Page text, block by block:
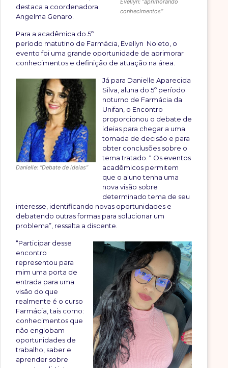
Evellyn: “aprimorando
conhecimentos”
destaca a coordenadora
Angelma Genaro.
Para a acadêmica do 5º
período matutino de Farmácia, Evellyn Noleto, o
evento foi uma grande oportunidade de aprimorar
conhecimentos e definição de atuação na área.
Danielle: “Debate de ideias”
Já para Danielle Aparecida
Silva, aluna do 5º período
noturno de Farmácia da
Unifan, o Encontro
proporcionou o debate de
ideias para chegar a uma
tomada de decisão e para
obter conclusões sobre o
tema tratado. “ Os eventos
acadêmicos permitem
que o aluno tenha uma
nova visão sobre
determinado tema de seu
interesse, identificando novas oportunidades e
debatendo outras formas para solucionar um
problema”, ressalta a discente.
“Participar desse
encontro
representou para
mim uma porta de
entrada para uma
visão do que
realmente é o curso
Farmácia, tais como:
conhecimentos que
não englobam
oportunidades de
trabalho, saber e
aprender sobre